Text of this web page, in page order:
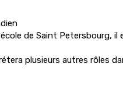
de Saint Petersbourg,
plusieurs autres rôles